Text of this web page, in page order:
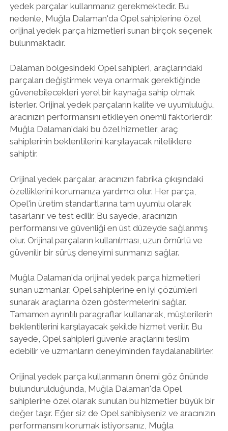
yedek parçalar kullanmanız gerekmektedir. Bu
nedenle, Muğla Dalaman'da Opel sahiplerine özel
orijinal yedek parça hizmetleri sunan birçok seçenek
bulunmaktadır.
Dalaman bölgesindeki Opel sahipleri, araçlarındaki
parçaları değiştirmek veya onarmak gerektiğinde
güvenebilecekleri yerel bir kaynağa sahip olmak
isterler. Orijinal yedek parçaların kalite ve uyumluluğu,
aracınızın performansını etkileyen önemli faktörlerdir.
Muğla Dalaman'daki bu özel hizmetler, araç
sahiplerinin beklentilerini karşılayacak niteliklere
sahiptir.
Orijinal yedek parçalar, aracınızın fabrika çıkışındaki
özelliklerini korumanıza yardımcı olur. Her parça,
Opel'in üretim standartlarına tam uyumlu olarak
tasarlanır ve test edilir. Bu sayede, aracınızın
performansı ve güvenliği en üst düzeyde sağlanmış
olur. Orijinal parçaların kullanılması, uzun ömürlü ve
güvenilir bir sürüş deneyimi sunmanızı sağlar.
Muğla Dalaman'da orijinal yedek parça hizmetleri
sunan uzmanlar, Opel sahiplerine en iyi çözümleri
sunarak araçlarına özen göstermelerini sağlar.
Tamamen ayrıntılı paragraflar kullanarak, müşterilerin
beklentilerini karşılayacak şekilde hizmet verilir. Bu
sayede, Opel sahipleri güvenle araçlarını teslim
edebilir ve uzmanların deneyiminden faydalanabilirler.
Orijinal yedek parça kullanmanın önemi göz önünde
bulundurulduğunda, Muğla Dalaman'da Opel
sahiplerine özel olarak sunulan bu hizmetler büyük bir
değer taşır. Eğer siz de Opel sahibiyseniz ve aracınızın
performansını korumak istiyorsanız, Muğla